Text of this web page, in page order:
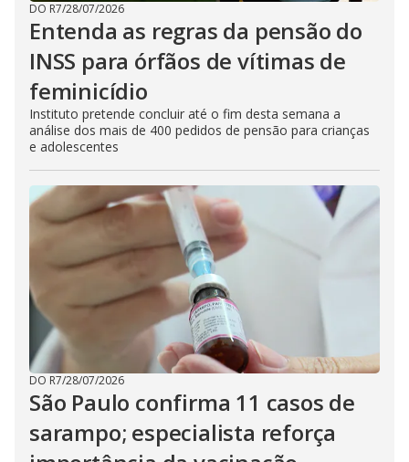
DO R7/28/07/2026
Entenda as regras da pensão do
INSS para órfãos de vítimas de
feminicídio
Instituto pretende concluir até o fim desta semana a
análise dos mais de 400 pedidos de pensão para crianças
e adolescentes
DO R7/28/07/2026
São Paulo confirma 11 casos de
sarampo; especialista reforça